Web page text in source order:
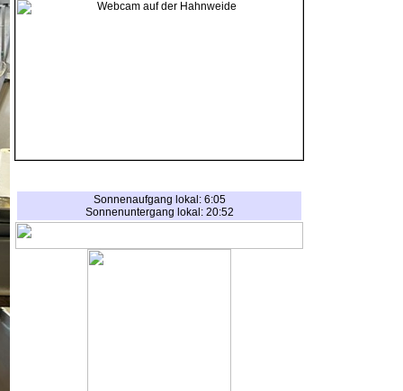
Sonnenaufgang lokal: 6:05
Sonnenuntergang lokal: 20:52